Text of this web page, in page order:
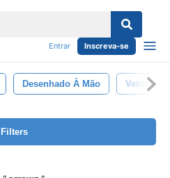
Entrar Inscreva-se
Desenhado À Mão Vetor
Filters